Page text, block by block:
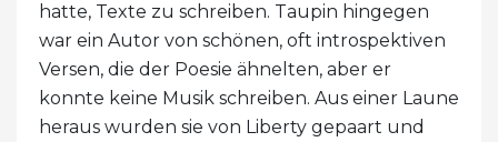
hatte, Texte zu schreiben. Taupin hingegen
war ein Autor von schönen, oft introspektiven
Versen, die der Poesie ähnelten, aber er
konnte keine Musik schreiben. Aus einer Laune
heraus wurden sie von Liberty gepaart und